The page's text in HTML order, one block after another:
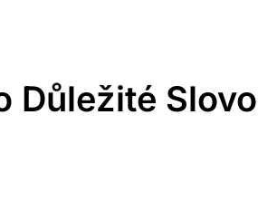
Důležité